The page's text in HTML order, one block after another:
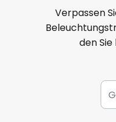
Verpassen
den